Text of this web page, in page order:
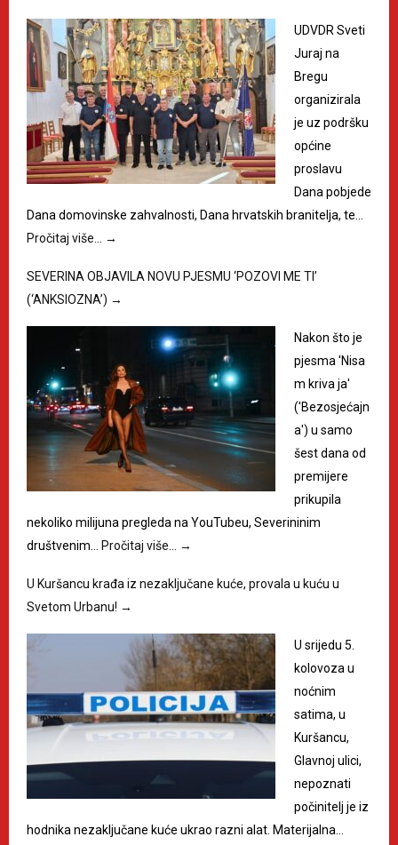
UDVDR Sveti
Juraj na
Bregu
organizirala
je uz podršku
općine
proslavu
Dana pobjede
Dana domovinske zahvalnosti, Dana hrvatskih branitelja, te…
Pročitaj više…
→
SEVERINA OBJAVILA NOVU PJESMU ‘POZOVI ME TI’
(‘ANKSIOZNA’) →
Nakon što je
pjesma 'Nisa
m kriva ja'
('Bezosjećajn
a') u samo
šest dana od
premijere
prikupila
nekoliko milijuna pregleda na YouTubeu, Severininim
društvenim…
Pročitaj više… →
U Kuršancu krađa iz nezaključane kuće, provala u kuću u
Svetom Urbanu! →
U srijedu 5.
kolovoza u
noćnim
satima, u
Kuršancu,
Glavnoj ulici,
nepoznati
počinitelj je iz
hodnika nezaključane kuće ukrao razni alat. Materijalna…